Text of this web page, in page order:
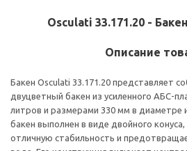
Osculati 33.171.20 -
Описание
Бакен Osculati 33.171.20 представляет
двуцветный бакен из усиленного АБС-
литров и размерами 330 мм в диаметре
бакен выполнен в виде двойного
отличную стабильность и